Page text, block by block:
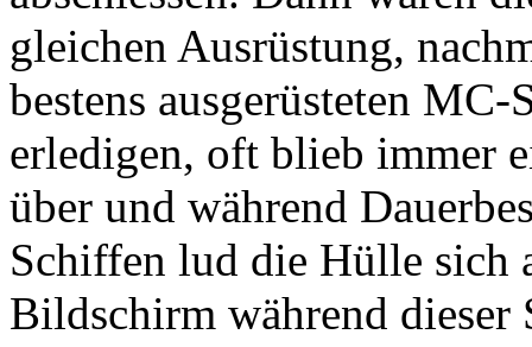
gleichen Ausrüstung,
bestens ausgerüsteten
erledigen, oft blieb immer
über und während
Schiffen lud die Hülle sich
Bildschirm während dieser